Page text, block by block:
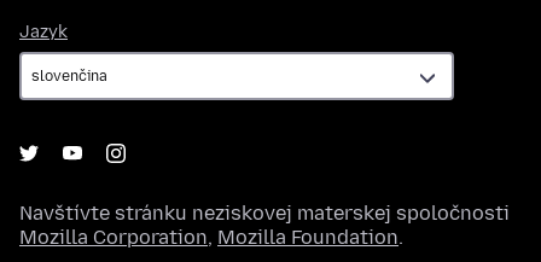
Jazyk
Navštívte stránku neziskovej materskej spoločnosti
Mozilla Corporation, Mozilla Foundation.